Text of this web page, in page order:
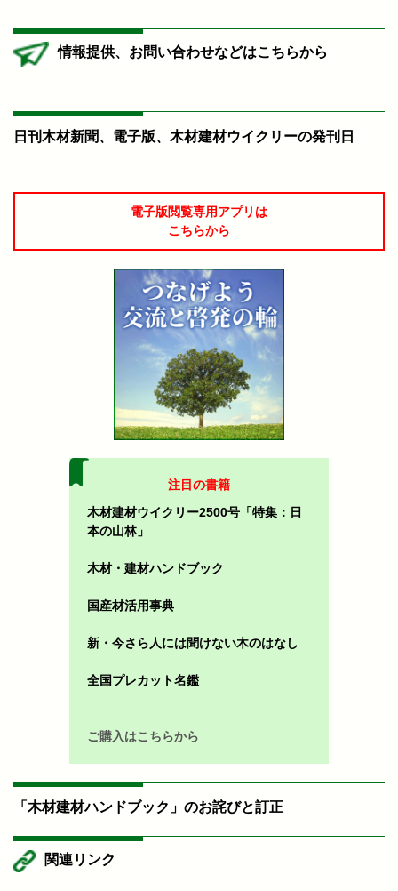
情報提供、お問い合わせなどはこちらから
日刊木材新聞、電子版、木材建材ウイクリーの発刊日
電子版閲覧専用アプリは
こちらから
注目の書籍
木材建材ウイクリー2500号「特集：日
本の山林」
木材・建材ハンドブック
国産材活用事典
新・今さら人には聞けない木のはなし
全国プレカット名鑑
ご購入はこちらから
「木材建材ハンドブック」のお詫びと訂正
関連リンク